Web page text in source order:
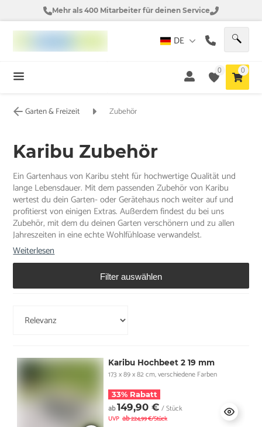
Mehr als 400 Mitarbeiter für deinen Service
DE
0 0
Garten & Freizeit Zubehör
Karibu Zubehör
Ein Gartenhaus von Karibu steht für hochwertige Qualität und
lange Lebensdauer. Mit dem passenden Zubehör von Karibu
wertest du dein Garten- oder Gerätehaus noch weiter auf und
profitierst von einigen Extras. Außerdem findest du bei uns
Zubehör, mit dem du deinen Garten verschönern und zu allen
Jahreszeiten in eine echte Wohlfühloase verwandelst.
Weiterlesen
Filter auswählen
Karibu Hochbeet 2 19 mm
173 x 89 x 82 cm, verschiedene Farben
33% Rabatt
ab149,90 € / Stück
UVP ab224,99 €/Stück